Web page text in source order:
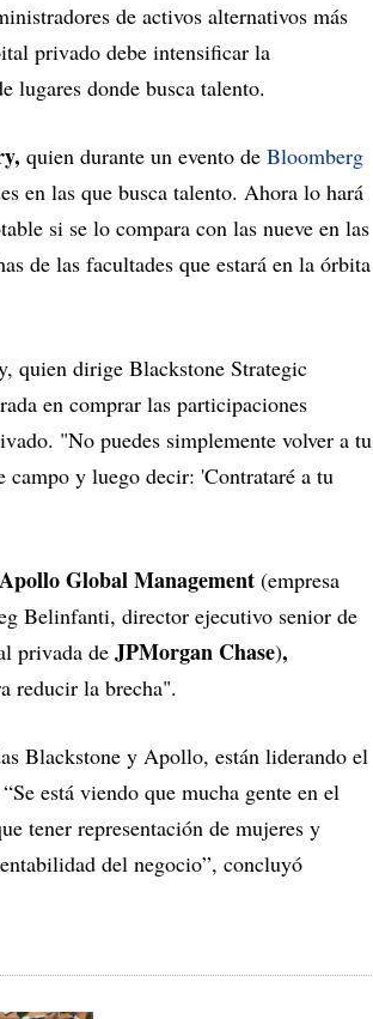
de activos alternativos más
privado debe intensificar la
lugares donde busca talento.
quien durante un evento de Bloomberg
en las que busca talento. Ahora lo hará
si se lo compara con las nueve en las
de las facultades que estará en la órbita
quien dirige Blackstone Strategic
en comprar las participaciones
"No puedes simplemente volver a tu
y luego decir: 'Contrataré a tu
Apollo Global Management (empresa
Belinfanti, director ejecutivo senior de
privada de JPMorgan Chase),
reducir la brecha".
Blackstone y Apollo, están liderando el
está viendo que mucha gente en el
tener representación de mujeres y
del negocio”, concluyó